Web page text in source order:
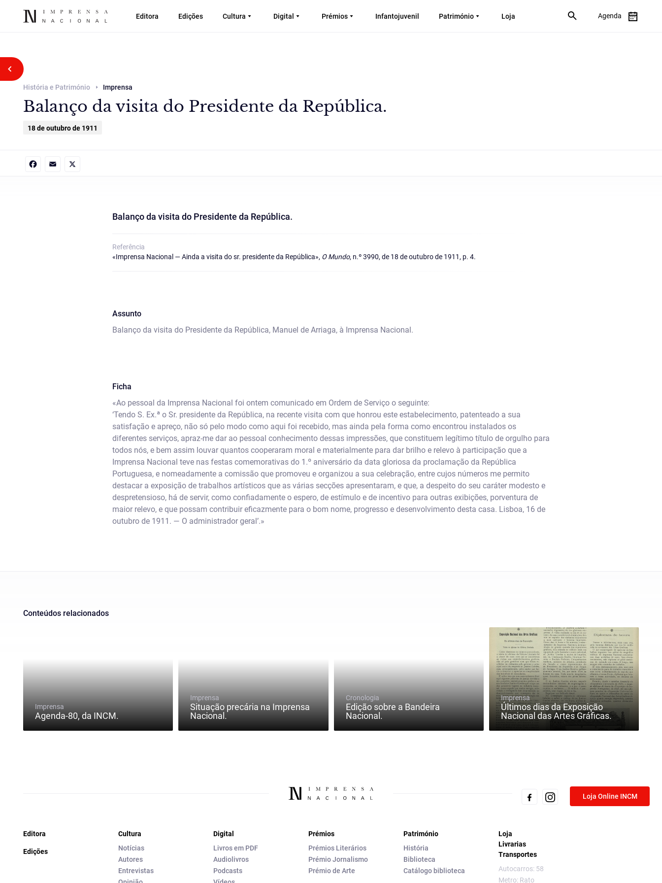
Editora Edições Cultura Digital Prémios Infantojuvenil Património Loja Agenda
Voltar atrás
História e Património Imprensa
Balanço da visita do Presidente da República.
18 de outubro de 1911
Balanço da visita do Presidente da República.
Referência
«Imprensa Nacional — Ainda a visita do sr. presidente da República», O Mundo, n.º 3990, de 18 de outubro de 1911, p. 4.
Assunto
Balanço da visita do Presidente da República, Manuel de Arriaga, à Imprensa Nacional.
Ficha
«Ao pessoal da Imprensa Nacional foi ontem comunicado em Ordem de Serviço o seguinte:
‘Tendo S. Ex.ª o Sr. presidente da República, na recente visita com que honrou este estabelecimento, patenteado a sua
satisfação e apreço, não só pelo modo como aqui foi recebido, mas ainda pela forma como encontrou instalados os
diferentes serviços, apraz-me dar ao pessoal conhecimento dessas impressões, que constituem legítimo título de orgulho para
todos nós, e bem assim louvar quantos cooperaram moral e materialmente para dar brilho e relevo à participação que a
Imprensa Nacional teve nas festas comemorativas do 1.º aniversário da data gloriosa da proclamação da República
Portuguesa, e nomeadamente a comissão que promoveu e organizou a sua celebração, entre cujos números me permito
destacar a exposição de trabalhos artísticos que as várias secções apresentaram, e que, a despeito do seu caráter modesto e
despretensioso, há de servir, como confiadamente o espero, de estímulo e de incentivo para outras exibições, porventura de
maior relevo, e que possam contribuir eficazmente para o bom nome, progresso e desenvolvimento desta casa. Lisboa, 16 de
outubro de 1911. — O administrador geral’.»
Conteúdos relacionados
Imprensa
Agenda-80, da INCM.
Imprensa
Situação precária na Imprensa
Nacional.
Cronologia
Edição sobre a Bandeira
Nacional.
Imprensa
Últimos dias da Exposição
Nacional das Artes Gráficas.
Loja Online INCM
Editora
Edições
Cultura
Notícias
Autores
Entrevistas
Digital
Livros em PDF
Audiolivros
Podcasts
Prémios
Prémios Literários
Prémio Jornalismo
Prémio de Arte
Património
História
Biblioteca
Catálogo biblioteca
Loja
Livrarias
Transportes
Autocarros: 58
Metro: Rato